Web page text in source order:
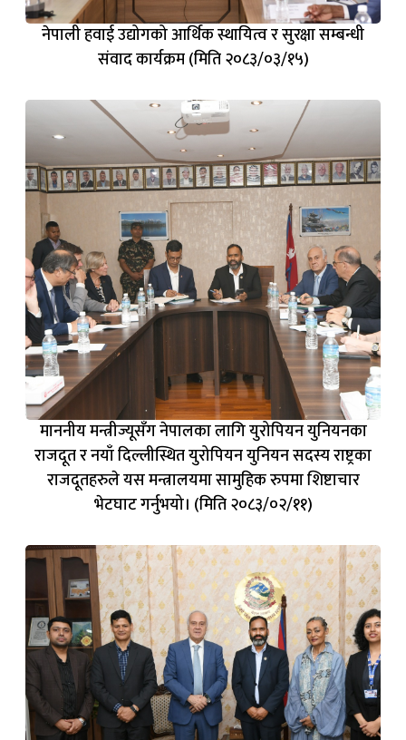
नेपाली हवाई उद्योगको आर्थिक स्थायित्व र सुरक्षा सम्बन्धी
संवाद कार्यक्रम (मिति २०८३/०३/१५)
माननीय मन्त्रीज्यूसँग नेपालका लागि युरोपियन युनियनका
राजदूत र नयाँ दिल्लीस्थित युरोपियन युनियन सदस्य राष्ट्रका
राजदूतहरुले यस मन्त्रालयमा सामुहिक रुपमा शिष्टाचार
भेटघाट गर्नुभयो। (मिति २०८३/०२/११)